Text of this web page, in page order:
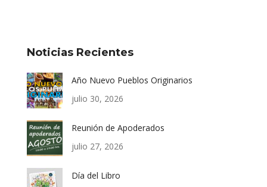
Noticias Recientes
Año Nuevo Pueblos Originarios
julio 30, 2026
Reunión de Apoderados
julio 27, 2026
Día del Libro